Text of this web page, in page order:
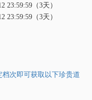
23:59:59（3天）
23:59:59（3天）
次即可获取以下珍贵道